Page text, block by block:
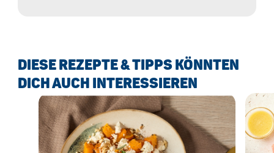
DIESE REZEPTE & TIPPS KÖNNTEN
DICH AUCH INTERESSIEREN